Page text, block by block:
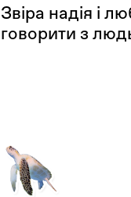
Звіра надія і
говорити з